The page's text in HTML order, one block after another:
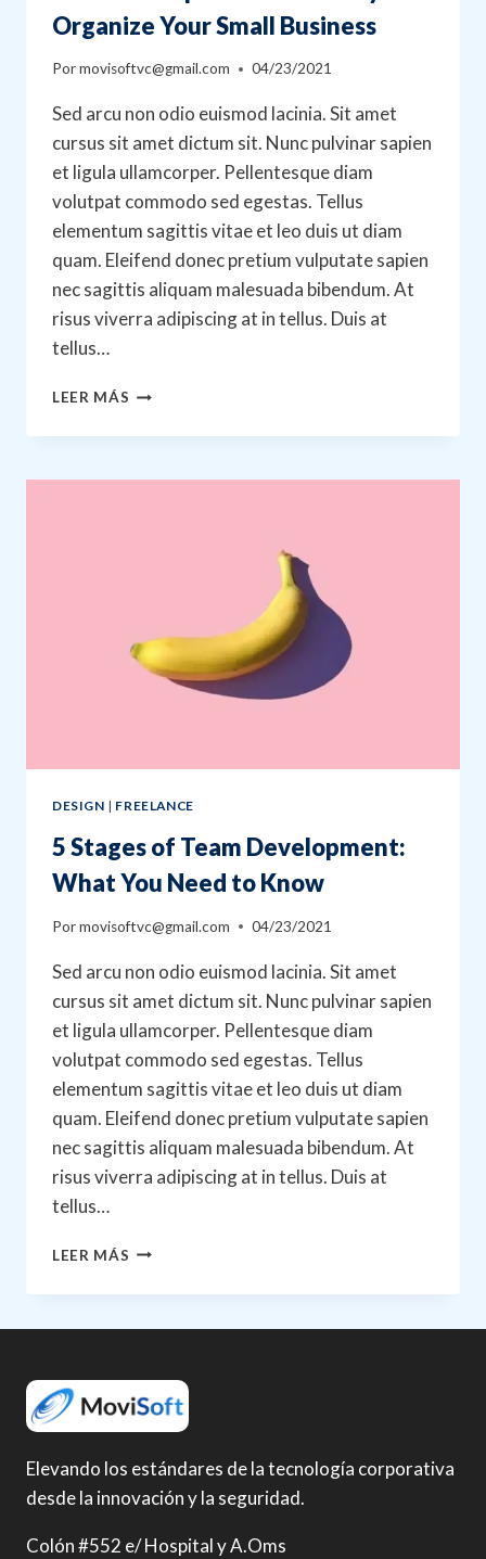
Organize Your Small Business
Pormovisoftvc@gmail.com 04/23/2021
Sed arcu non odio euismod lacinia. Sit amet
cursus sit amet dictum sit. Nunc pulvinar sapien
et ligula ullamcorper. Pellentesque diam
volutpat commodo sed egestas. Tellus
elementum sagittis vitae et leo duis ut diam
quam. Eleifend donec pretium vulputate sapien
nec sagittis aliquam malesuada bibendum. At
risus viverra adipiscing at in tellus. Duis at
tellus…
LEER MÁS TOOLS
TIPS
SUCCESSFULLY
DESIGN | FREELANCE
5 Stages of Team Development:
What You Need to Know
Pormovisoftvc@gmail.com 04/23/2021
Sed arcu non odio euismod lacinia. Sit amet
cursus sit amet dictum sit. Nunc pulvinar sapien
et ligula ullamcorper. Pellentesque diam
volutpat commodo sed egestas. Tellus
elementum sagittis vitae et leo duis ut diam
quam. Eleifend donec pretium vulputate sapien
nec sagittis aliquam malesuada bibendum. At
risus viverra adipiscing at in tellus. Duis at
tellus…
LEER MÁS
OF
YOU
NEED
TO
Elevando los estándares de la tecnología corporativa
desde la innovación y la seguridad.
Colón #552 e/ Hospital y A.Oms